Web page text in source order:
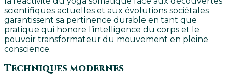
scientifiques actuelles et aux évolutions sociétales
garantissent sa pertinence durable en tant que
pratique qui honore l’intelligence du corps et le
pouvoir transformateur du mouvement en pleine
conscience.
Techniques modernes